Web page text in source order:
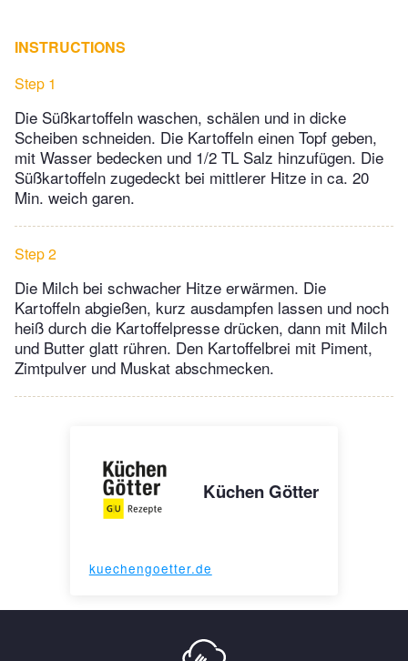
INSTRUCTIONS
Step 1
Die Süßkartoffeln waschen, schälen und in dicke
Scheiben schneiden. Die Kartoffeln einen Topf geben,
mit Wasser bedecken und 1/2 TL Salz hinzufügen. Die
Süßkartoffeln zugedeckt bei mittlerer Hitze in ca. 20
Min. weich garen.
Step 2
Die Milch bei schwacher Hitze erwärmen. Die
Kartoffeln abgießen, kurz ausdampfen lassen und noch
heiß durch die Kartoffelpresse drücken, dann mit Milch
und Butter glatt rühren. Den Kartoffelbrei mit Piment,
Zimtpulver und Muskat abschmecken.
Küchen Götter
kuechengoetter.de